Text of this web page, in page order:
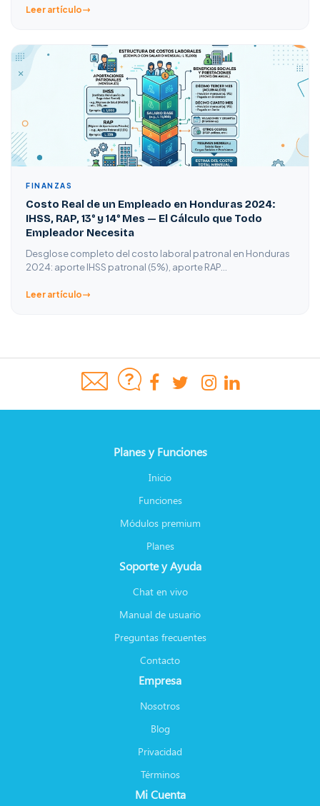
Leer artículo
FINANZAS
Costo Real de un Empleado en Honduras 2024:
IHSS, RAP, 13° y 14° Mes — El Cálculo que Todo
Empleador Necesita
Desglose completo del costo laboral patronal en Honduras
2024: aporte IHSS patronal (5%), aporte RAP…
Leer artículo
Planes y Funciones
Inicio
Funciones
Módulos premium
Planes
Soporte y Ayuda
Chat en vivo
Manual de usuario
Preguntas frecuentes
Contacto
Empresa
Nosotros
Blog
Privacidad
Términos
Mi Cuenta